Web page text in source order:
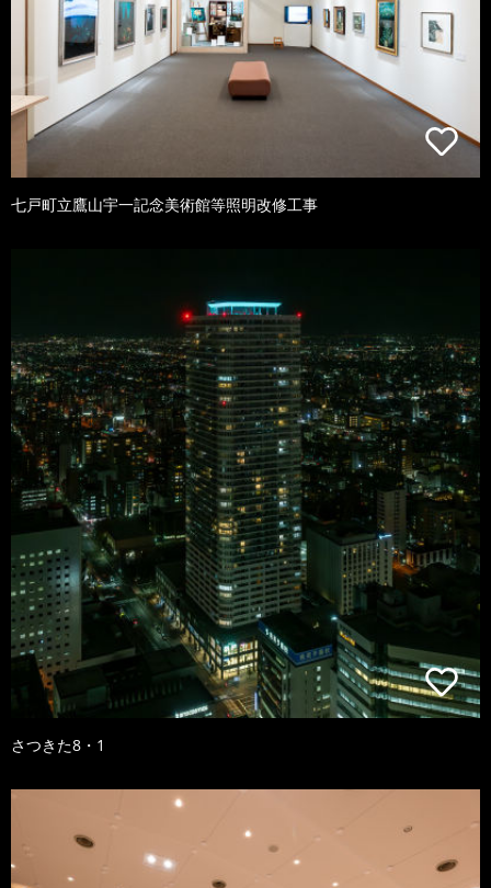
七戸町立鷹山宇一記念美術館等照明改修工事
さつきた8・1